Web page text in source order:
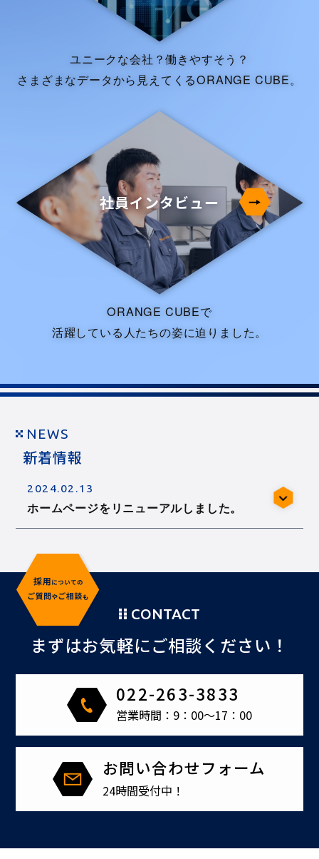
ユニークな会社？働きやすそう？
さまざまなデータから見えてくるORANGE CUBE。
社員インタビュー
ORANGE CUBEで
活躍している人たちの姿に迫りました。
NEWS
新着情報
2024.02.13
ホームページをリニューアルしました。
CONTACT
まずはお気軽にご相談ください！
022-263-3833
営業時間：9：00～17：00
お問い合わせフォーム
24時間受付中！